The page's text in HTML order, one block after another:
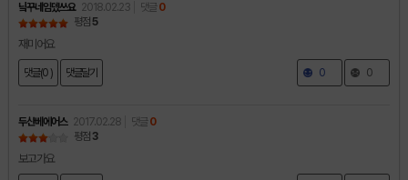
닠꾸네임뎄쓰요 2018.02.23 댓글 0
평점 5
재미어요
댓글(0 ) 댓글달기 0 0
두산베에어스 2017.02.28 댓글 0
평점 3
보고가요